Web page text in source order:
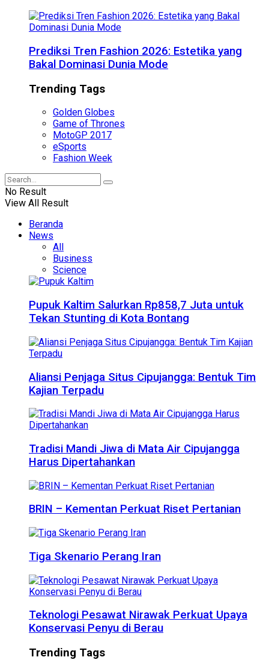
Prediksi Tren Fashion 2026: Estetika yang
Bakal Dominasi Dunia Mode
Trending Tags
Golden Globes
Game of Thrones
MotoGP 2017
eSports
Fashion Week
No Result
View All Result
Beranda
News
All
Business
Science
Pupuk Kaltim Salurkan Rp858,7 Juta untuk
Tekan Stunting di Kota Bontang
Aliansi Penjaga Situs Cipujangga: Bentuk Tim
Kajian Terpadu
Tradisi Mandi Jiwa di Mata Air Cipujangga
Harus Dipertahankan
BRIN – Kementan Perkuat Riset Pertanian
Tiga Skenario Perang Iran
Teknologi Pesawat Nirawak Perkuat Upaya
Konservasi Penyu di Berau
Trending Tags